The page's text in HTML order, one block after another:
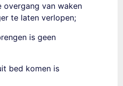
overgang van waken
te laten verlopen;
is geen
bed komen is